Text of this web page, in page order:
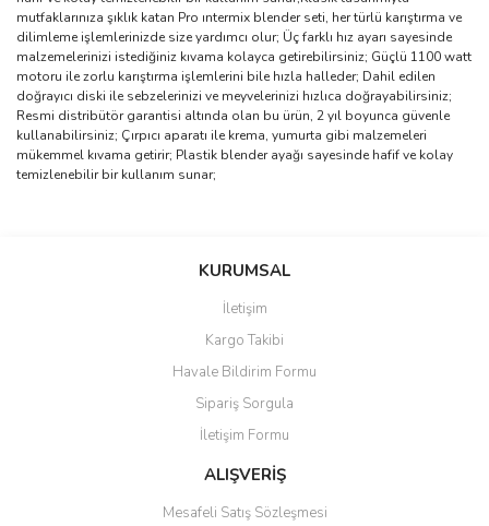
mutfaklarınıza şıklık katan Pro ıntermix blender seti, her türlü karıştırma ve
dilimleme işlemlerinizde size yardımcı olur; Üç farklı hız ayarı sayesinde
malzemelerinizi istediğiniz kıvama kolayca getirebilirsiniz; Güçlü 1100 watt
motoru ile zorlu karıştırma işlemlerini bile hızla halleder; Dahil edilen
doğrayıcı diski ile sebzelerinizi ve meyvelerinizi hızlıca doğrayabilirsiniz;
Resmi distribütör garantisi altında olan bu ürün, 2 yıl boyunca güvenle
kullanabilirsiniz; Çırpıcı aparatı ile krema, yumurta gibi malzemeleri
mükemmel kıvama getirir; Plastik blender ayağı sayesinde hafif ve kolay
temizlenebilir bir kullanım sunar;
Bu ürüne ilk yorumu siz yapın!
Ürün resmi kalitesiz, bozuk veya görüntülenemiyor.
Ürün açıklamasında eksik bilgiler bulunuyor.
Ürün bilgilerinde hatalar bulunuyor.
Ürün fiyatı diğer sitelerden daha pahalı.
Bu ürüne benzer farklı alternatifler olmalı.
KURUMSAL
İletişim
Kargo Takibi
Havale Bildirim Formu
Sipariş Sorgula
İletişim Formu
ALIŞVERİŞ
Mesafeli Satış Sözleşmesi